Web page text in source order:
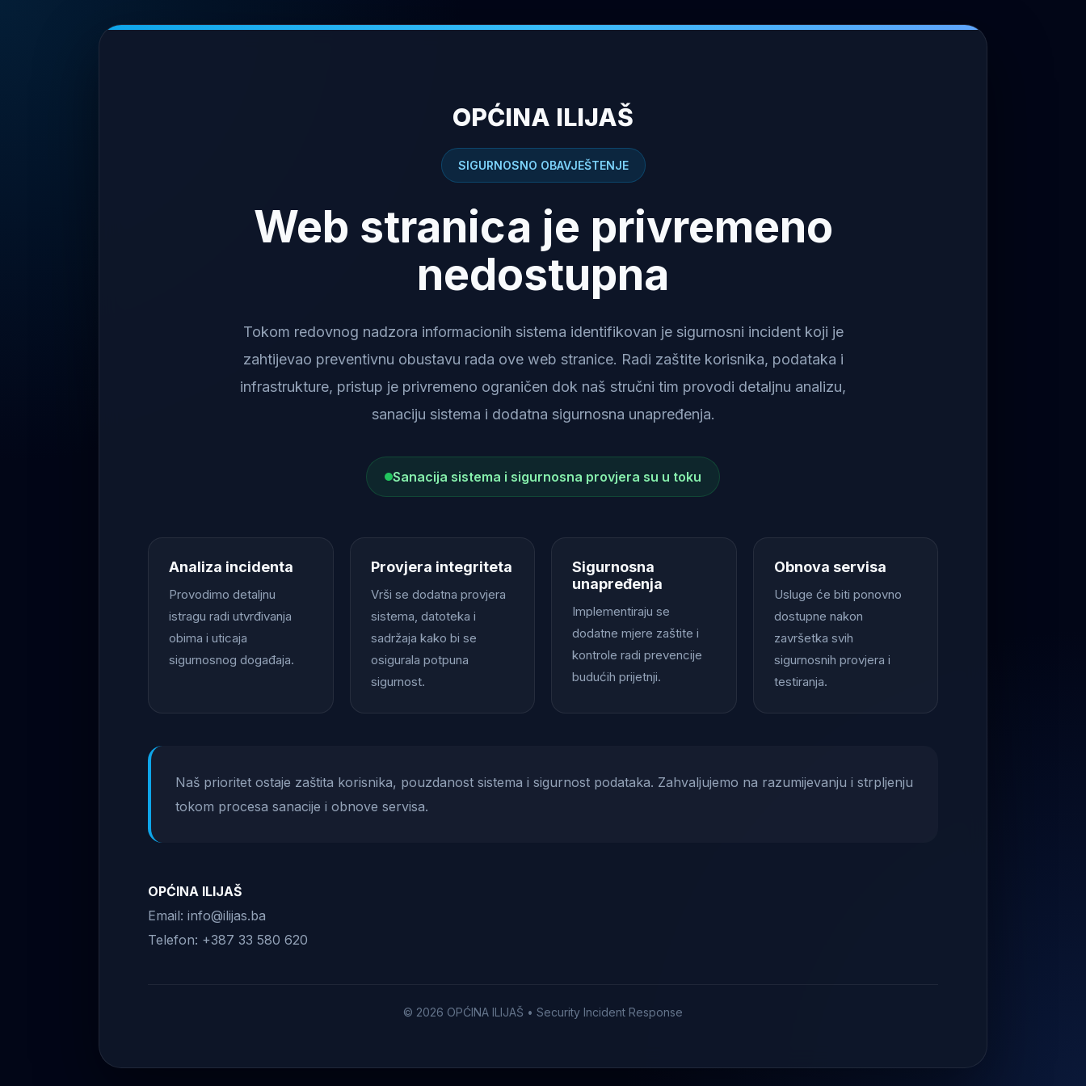
OPĆINA ILIJAŠ
SIGURNOSNO OBAVJEŠTENJE
Web stranica je privremeno
nedostupna
Tokom redovnog nadzora informacionih sistema identifikovan je sigurnosni incident koji je
zahtijevao preventivnu obustavu rada ove web stranice. Radi zaštite korisnika, podataka i
infrastrukture, pristup je privremeno ograničen dok naš stručni tim provodi detaljnu analizu,
sanaciju sistema i dodatna sigurnosna unapređenja.
Sanacija sistema i sigurnosna provjera su u toku
Analiza incidenta
Provodimo detaljnu
istragu radi utvrđivanja
obima i uticaja
sigurnosnog događaja.
Provjera integriteta
Vrši se dodatna provjera
sistema, datoteka i
sadržaja kako bi se
osigurala potpuna
sigurnost.
Sigurnosna
unapređenja
Implementiraju se
dodatne mjere zaštite i
kontrole radi prevencije
budućih prijetnji.
Obnova servisa
Usluge će biti ponovno
dostupne nakon
završetka svih
sigurnosnih provjera i
testiranja.
Naš prioritet ostaje zaštita korisnika, pouzdanost sistema i sigurnost podataka. Zahvaljujemo na razumijevanju i strpljenju
tokom procesa sanacije i obnove servisa.
OPĆINA ILIJAŠ
Email: info@ilijas.ba
Telefon: +387 33 580 620
© 2026 OPĆINA ILIJAŠ • Security Incident Response